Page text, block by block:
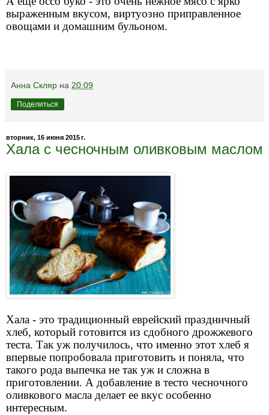
выраженным вкусом, виртуозно приправленное
овощами и домашним бульоном.
Анна Скляр на 20:09
Поделиться
вторник, 16 июня 2015 г.
Хала с чесночным оливковым маслом
Хала - это традиционный еврейский праздничный
хлеб, который готовится из сдобного дрожжевого
теста. Так уж получилось, что именно этот хлеб я
впервые попробовала приготовить и поняла, что
такого рода выпечка не так уж и сложна в
приготовлении. А добавление в тесто чесночного
оливкового масла делает ее вкус особенно
интересным.